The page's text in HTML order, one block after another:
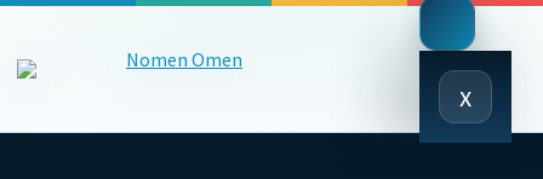
x
Close
Menu